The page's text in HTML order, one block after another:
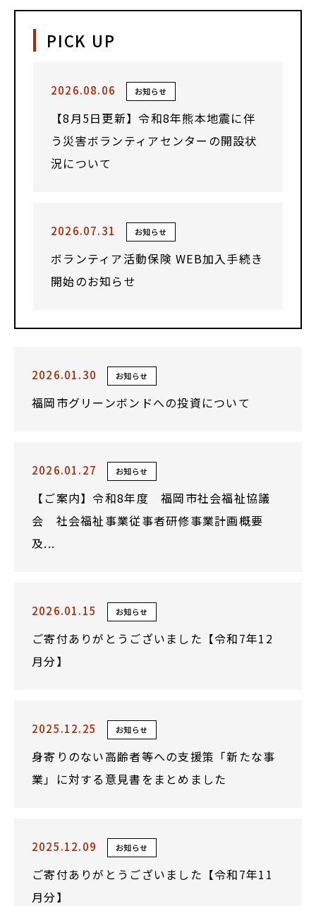
PICK UP
2026.08.06 お知らせ
【8月5日更新】令和8年熊本地震に伴
う災害ボランティアセンターの開設状
況について
2026.07.31 お知らせ
ボランティア活動保険 WEB加入手続き
開始のお知らせ
2026.01.30 お知らせ
福岡市グリーンボンドへの投資について
2026.01.27 お知らせ
【ご案内】令和8年度 福岡市社会福祉協議
会 社会福祉事業従事者研修事業計画概要
及...
2026.01.15 お知らせ
ご寄付ありがとうございました【令和7年12
月分】
2025.12.25 お知らせ
身寄りのない高齢者等への支援策「新たな事
業」に対する意見書をまとめました
2025.12.09 お知らせ
ご寄付ありがとうございました【令和7年11
月分】